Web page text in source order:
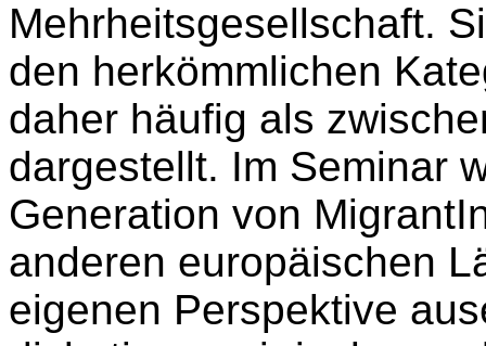
Mehrheitsgesellschaft.
den herkömmlichen
daher häufig als
dargestellt. Im Seminar
Generation von
anderen europäischen
eigenen Perspektive